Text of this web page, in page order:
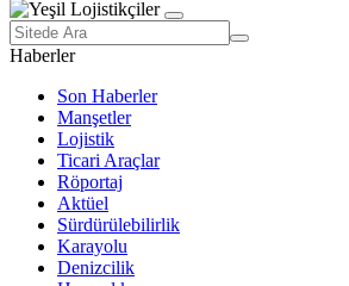
Haberler
Son Haberler
Manşetler
Lojistik
Ticari Araçlar
Röportaj
Aktüel
Sürdürülebilirlik
Karayolu
Denizcilik